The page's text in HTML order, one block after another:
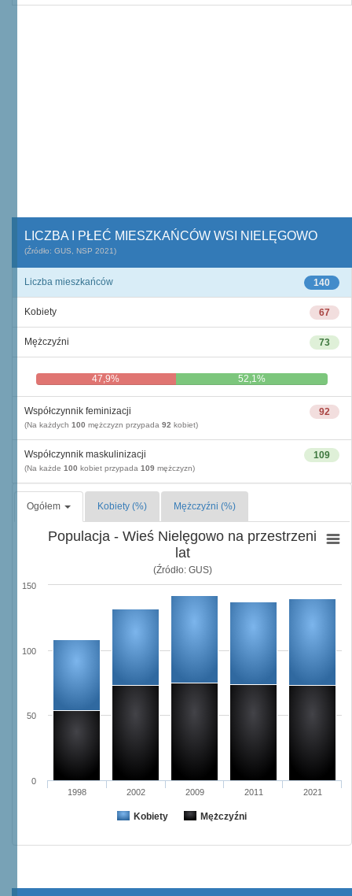
LICZBA I PŁEĆ MIESZKAŃCÓW WSI NIELĘGOWO
(Źródło: GUS, NSP 2021)
140
Liczba mieszkańców
67
Kobiety
73
Mężczyźni
47,9% 52,1%
92
Współczynnik feminizacji
(Na każdych 100 mężczyzn przypada 92 kobiet)
109
Współczynnik maskulinizacji
(Na każde 100 kobiet przypada 109 mężczyzn)
Ogółem Kobiety (%) Mężczyźni (%)
Populacja - Wieś Nielęgowo na przestrzeni
lat
(Źródło: GUS)
Kobiety Mężczyźni
1998 2002 2009 2011 2021
0
50
100
150